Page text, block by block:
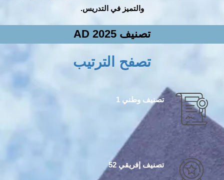
والتميز في التدريس.
تصنيف AD 2025
تصفح الترتيب
تصنيف وطني 1
تصنيف إفريقي 52